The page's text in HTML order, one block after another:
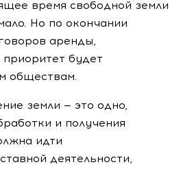
время свободной земли
Но по окончании
аренды,
будет
обществам.
земли — это одно,
и получения
идти
деятельности,